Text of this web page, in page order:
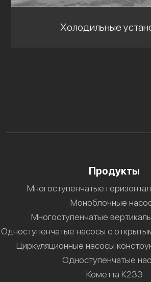
Холодильные
Продукты
Многоступенчатые
Моноблочные
Многоступенчатые
Одноступенчатые насосы с
Циркуляционные насосы
Одноступенчатые
Кометта К233